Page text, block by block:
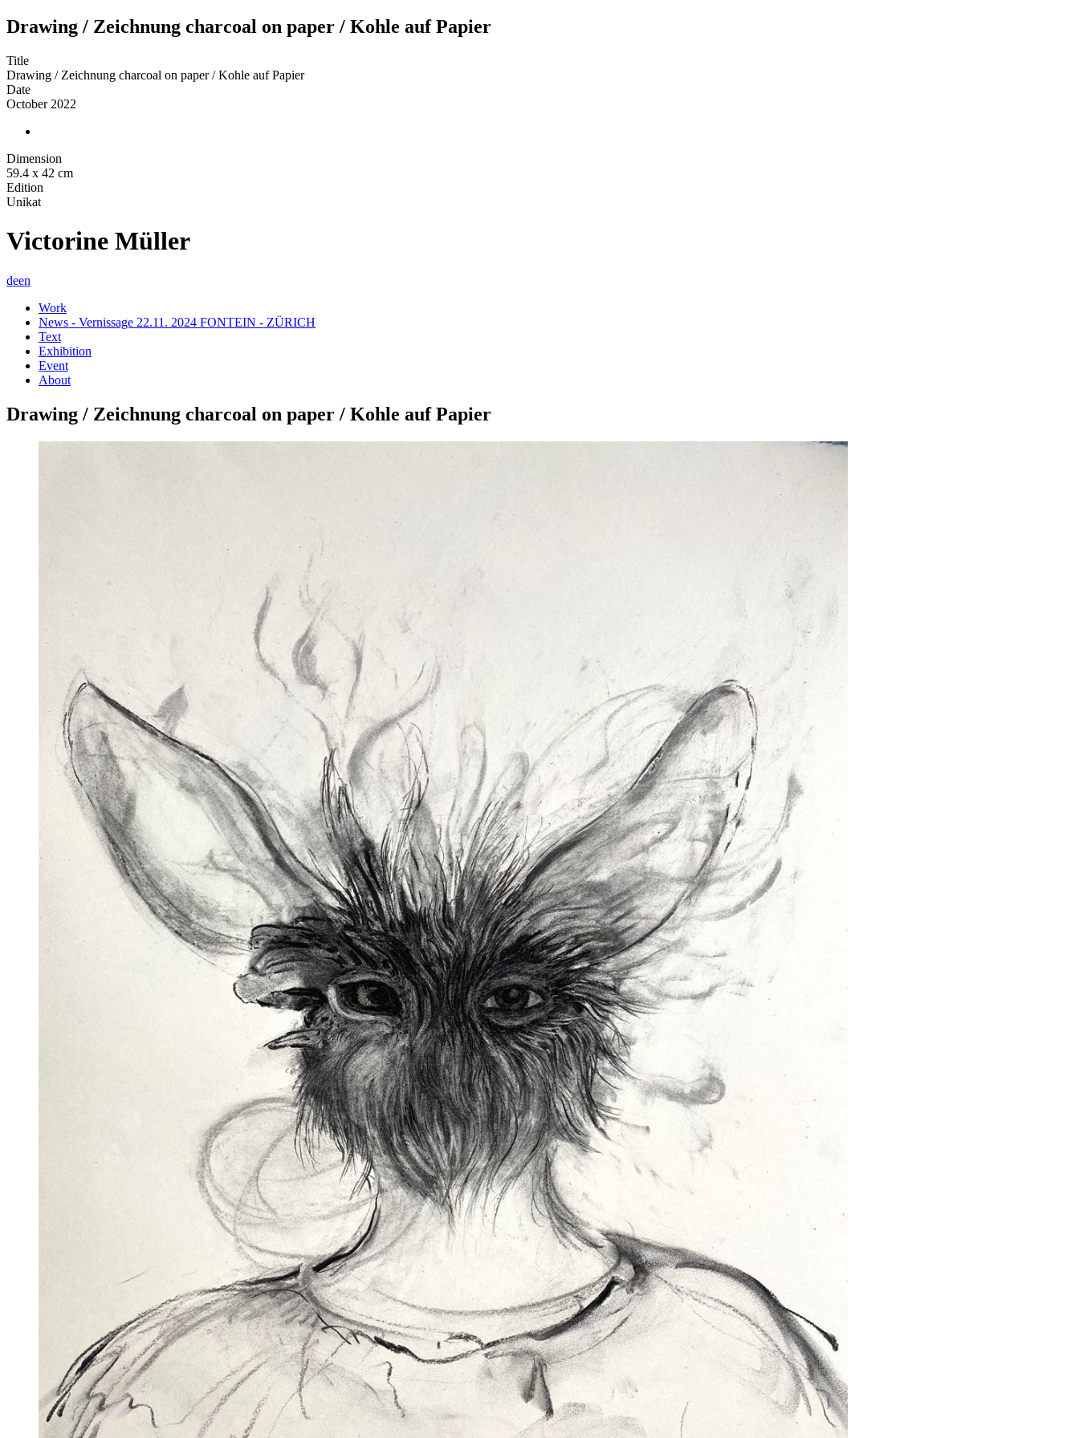
Drawing / Zeichnung charcoal on paper / Kohle auf Papier
Title
Drawing / Zeichnung charcoal on paper / Kohle auf Papier
Date
October 2022
Dimension
59.4 x 42 cm
Edition
Unikat
Victorine Müller
deen
Work
News - Vernissage 22.11. 2024 FONTEIN - ZÜRICH
Text
Exhibition
Event
About
Drawing / Zeichnung charcoal on paper / Kohle auf Papier